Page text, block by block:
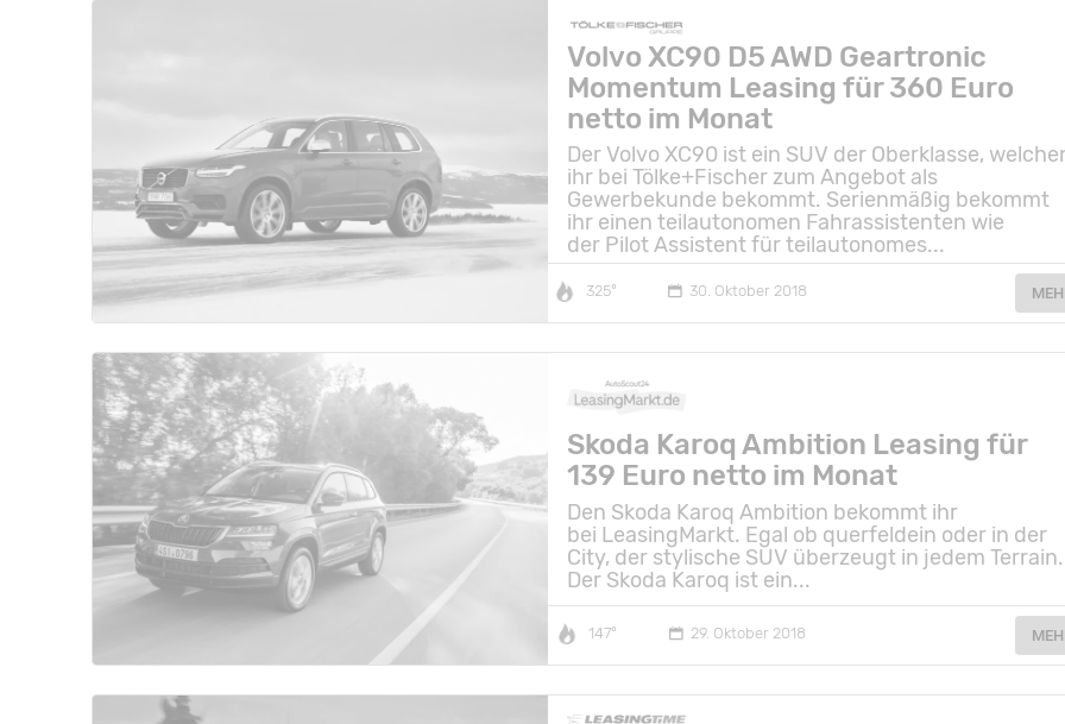
Volvo XC90 D5 AWD Geartronic
Momentum Leasing für 360 Euro
netto im Monat
Der Volvo XC90 ist ein SUV der Oberklasse,
ihr bei Tölke+Fischer zum Angebot als
Gewerbekunde bekommt. Serienmäßig bekommt
ihr einen teilautonomen Fahrassistenten wie
der Pilot Assistent für teilautonomes...
325° 30. Oktober 2018
Skoda Karoq Ambition Leasing für
139 Euro netto im Monat
Den Skoda Karoq Ambition bekommt ihr
bei LeasingMarkt. Egal ob querfeldein oder in der
City, der stylische SUV überzeugt in jedem Terrain.
Der Skoda Karoq ist ein...
147° 29. Oktober 2018